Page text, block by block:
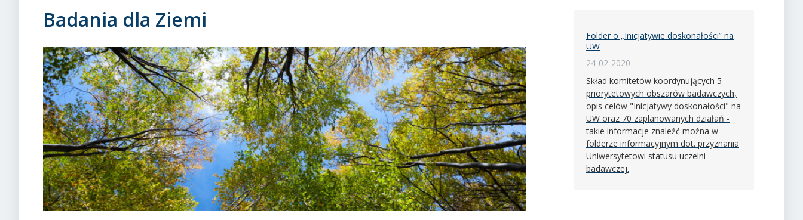
Badania dla Ziemi
Folder o „Inicjatywie doskonałości” na
UW
24-02-2020
Skład komitetów koordynujących 5
priorytetowych obszarów badawczych,
opis celów "Inicjatywy doskonałości" na
UW oraz 70 zaplanowanych działań -
takie informacje znaleźć można w
folderze informacyjnym dot. przyznania
Uniwersytetowi statusu uczelni
badawczej.